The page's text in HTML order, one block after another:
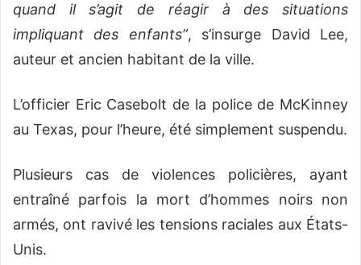
quand il s’agit de réagir à des situations
impliquant des enfants”, s’insurge David Lee,
auteur et ancien habitant de la ville.
L’officier Eric Casebolt de la police de McKinney
au Texas, pour l’heure, été simplement suspendu.
Plusieurs cas de violences policières, ayant
entraîné parfois la mort d’hommes noirs non
armés, ont ravivé les tensions raciales aux États-
Unis.